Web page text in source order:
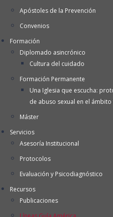
Apóstoles de la Prevención
Convenios
Formación
Diplomado asincrónico
Cultura del cuidado
Formación Permanente
Una Iglesia que escucha:
de abuso sexual en el
Máster
Servicios
Asesoría Institucional
Protocolos
Evaluación y Psicodiagnóstico
Recursos
Publicaciones